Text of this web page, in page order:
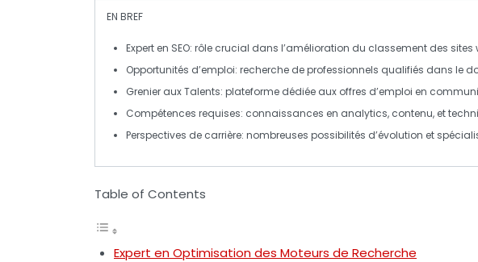
EN BREF
Expert en SEO: rôle crucial dans l’amélioration du classement des sites
Opportunités d’emploi: recherche de professionnels qualifiés dans le
Grenier aux Talents: plateforme dédiée aux offres d’emploi en
Compétences requises: connaissances en analytics, contenu, et
Perspectives de carrière: nombreuses possibilités d’évolution et
Table of Contents
Expert en Optimisation des Moteurs de Recherche